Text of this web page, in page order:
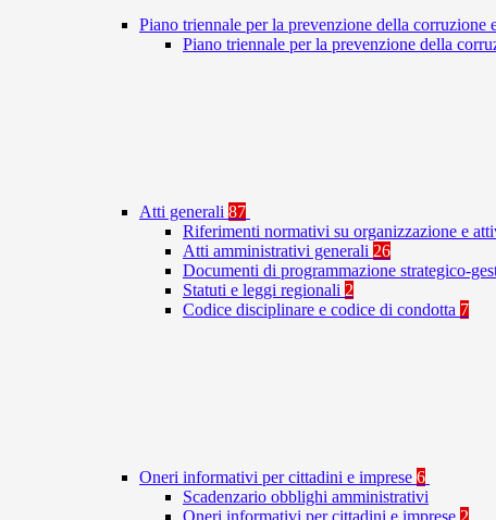
Piano triennale per la prevenzione della corruzione
Piano triennale per la prevenzione della
Atti generali 87
Riferimenti normativi su organizzazione e
Atti amministrativi generali 26
Documenti di programmazione strategico-
Statuti e leggi regionali 2
Codice disciplinare e codice di condotta 7
Oneri informativi per cittadini e imprese 6
Scadenzario obblighi amministrativi